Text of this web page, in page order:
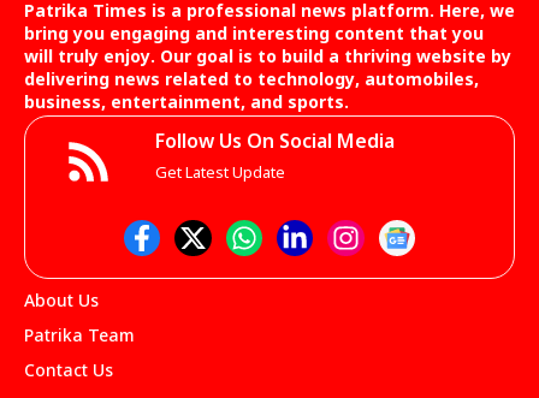
Patrika Times is a professional news platform. Here, we
bring you engaging and interesting content that you
will truly enjoy. Our goal is to build a thriving website by
delivering news related to technology, automobiles,
business, entertainment, and sports.
Follow Us On Social Media
Get Latest Update
About Us
Patrika Team
Contact Us